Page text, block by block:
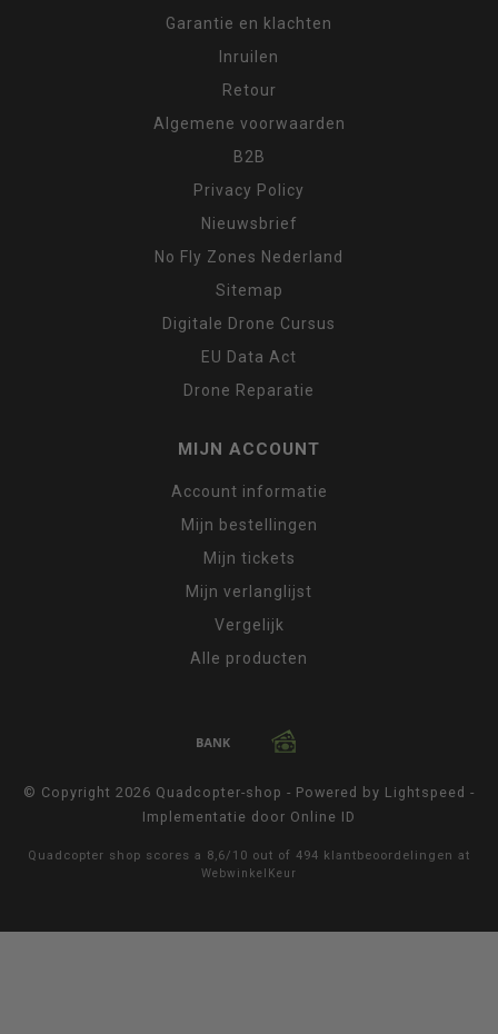
Garantie en klachten
Inruilen
Retour
Algemene voorwaarden
B2B
Privacy Policy
Nieuwsbrief
No Fly Zones Nederland
Sitemap
Digitale Drone Cursus
EU Data Act
Drone Reparatie
MIJN ACCOUNT
Account informatie
Mijn bestellingen
Mijn tickets
Mijn verlanglijst
Vergelijk
Alle producten
© Copyright 2026 Quadcopter-shop - Powered by Lightspeed -
Implementatie door Online ID
Quadcopter shop scores a 8,6/ 10 out of 494 klantbeoordelingen at
WebwinkelKeur